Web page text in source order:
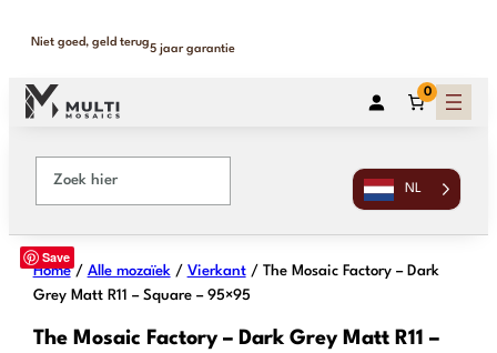
Binnen 1-2 werkdagen geleverd
365 dagen retour
0
NL
Save
Home/ Alle mozaïek/ Vierkant/ The Mosaic Factory – Dark
Grey Matt R11 – Square – 95×95
The Mosaic Factory – Dark Grey Matt R11 –